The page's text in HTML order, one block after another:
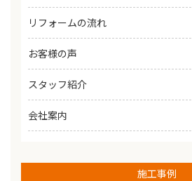
リフォームの流れ
お客様の声
スタッフ紹介
会社案内
施工事例